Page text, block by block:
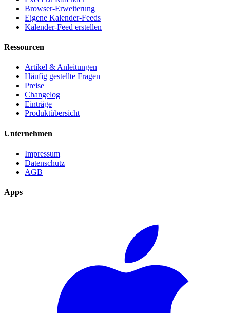
Browser-Erweiterung
Eigene Kalender-Feeds
Kalender-Feed erstellen
Ressourcen
Artikel & Anleitungen
Häufig gestellte Fragen
Preise
Changelog
Einträge
Produktübersicht
Unternehmen
Impressum
Datenschutz
AGB
Apps